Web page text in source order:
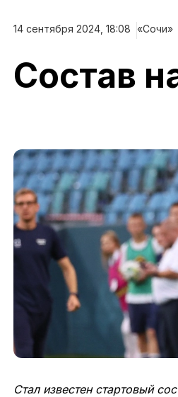
14 сентября 2024, 18:08 «Сочи»
Состав
Стал известен стартовый